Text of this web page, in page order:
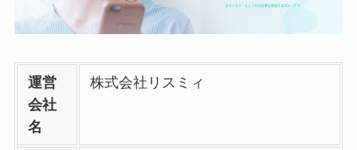
運営
会社
名
株式会社リスミィ